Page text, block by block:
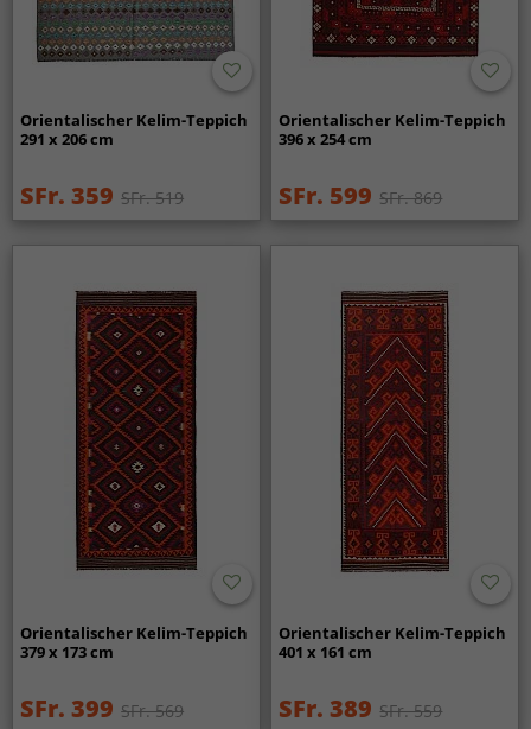
Orientalischer Kelim-Teppich
291 x 206 cm
SFr. 359 SFr. 519
Orientalischer Kelim-Teppich
396 x 254 cm
SFr. 599 SFr. 869
Orientalischer Kelim-Teppich
379 x 173 cm
SFr. 399 SFr. 569
Orientalischer Kelim-Teppich
401 x 161 cm
SFr. 389 SFr. 559